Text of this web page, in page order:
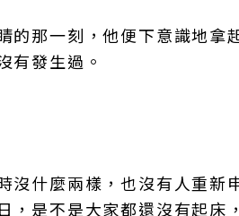
的那一刻，他便下意識地拿
有發生過。
沒什麼兩樣，也沒有人重新
，是不是大家都還沒有起床